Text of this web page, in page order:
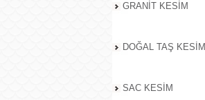
GRANİT KESİM
DOĞAL TAŞ KESİM
SAC KESİM